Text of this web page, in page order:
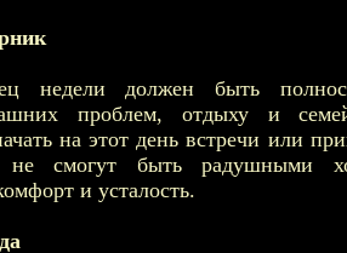
недели должен быть
проблем, отдыху и
на этот день встречи или
не смогут быть радушными
и усталость.